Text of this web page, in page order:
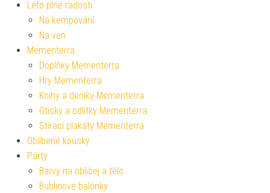
Léto plné radosti
Na kempování
Na ven
Mementerra
Doplňky Mementerra
Hry Mementerra
Knihy a deníky Mementerra
Otisky a odlitky Mementerra
Stírací plakáty Mementerra
Oblíbené kousky
Párty
Barvy na obličej a tělo
Bublinové balónky